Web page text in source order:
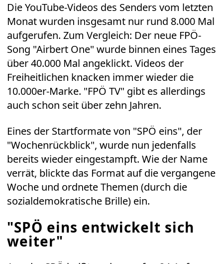
Die YouTube-Videos des Senders vom letzten
Monat wurden insgesamt nur rund 8.000 Mal
aufgerufen. Zum Vergleich: Der neue FPÖ-
Song "Airbert One" wurde binnen eines Tages
über 40.000 Mal angeklickt. Videos der
Freiheitlichen knacken immer wieder die
10.000er-Marke. "FPÖ TV" gibt es allerdings
auch schon seit über zehn Jahren.
Eines der Startformate von "SPÖ eins", der
"Wochenrückblick", wurde nun jedenfalls
bereits wieder eingestampft. Wie der Name
verrät, blickte das Format auf die vergangene
Woche und ordnete Themen (durch die
sozialdemokratische Brille) ein.
"SPÖ eins entwickelt sich
weiter"